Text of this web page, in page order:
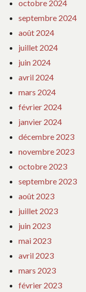
octobre 2024
septembre 2024
août 2024
juillet 2024
juin 2024
avril 2024
mars 2024
février 2024
janvier 2024
décembre 2023
novembre 2023
octobre 2023
septembre 2023
août 2023
juillet 2023
juin 2023
mai 2023
avril 2023
mars 2023
février 2023